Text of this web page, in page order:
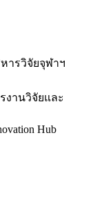
ารวิจัยจุฬาฯ
งานวิจัยและ
Hub